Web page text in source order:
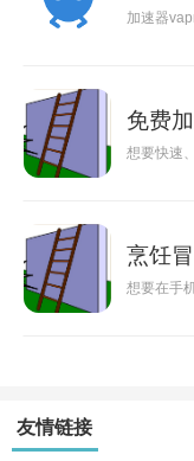
加速器
免费
想要快速
烹饪
想要在手
友情链接